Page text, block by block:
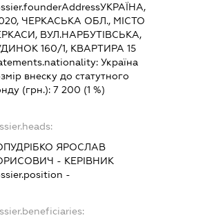
УКРАЇНА,
ЧЕРКАСЬКА ОБЛ., МІСТО
ВУЛ.НАРБУТІВСЬКА,
160/1, КВАРТИРА 15
Україна
внеску до статутного
(грн.):7 200 (1 %)
ЯРОСЛАВ
- КЕРІВНИК
-